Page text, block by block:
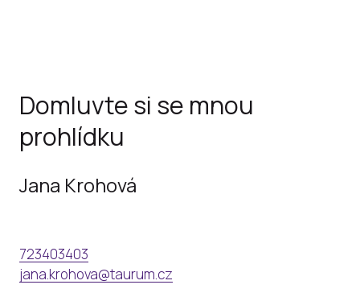
Domluvte si se mnou
prohlídku
Jana Krohová
723403403
jana.krohova@taurum.cz